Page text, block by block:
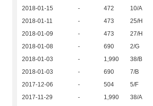
2018-01-15
- 472 10/A
2018-01-11
- 473 25/H
2018-01-09
- 473 27/H
2018-01-08
- 690 2/G
2018-01-03
- 1,990 38/B
2018-01-03
- 690 7/B
2017-12-06
- 504 5/F
2017-11-29
- 1,990 38/A